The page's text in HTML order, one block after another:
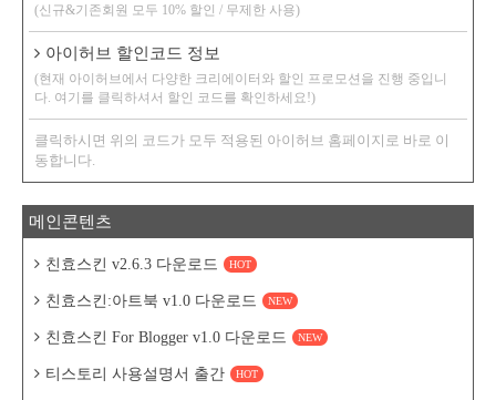
(신규&기존회원 모두 10% 할인 / 무제한 사용)
아이허브 할인코드 정보
(현재 아이허브에서 다양한 크리에이터와 할인 프로모션을 진행 중입니
다. 여기를 클릭하셔서 할인 코드를 확인하세요!)
클릭하시면 위의 코드가 모두 적용된 아이허브 홈페이지로 바로 이
동합니다.
메인콘텐츠
친효스킨 v2.6.3 다운로드 HOT
친효스킨:아트북 v1.0 다운로드 NEW
친효스킨 For Blogger v1.0 다운로드 NEW
티스토리 사용설명서 출간 HOT